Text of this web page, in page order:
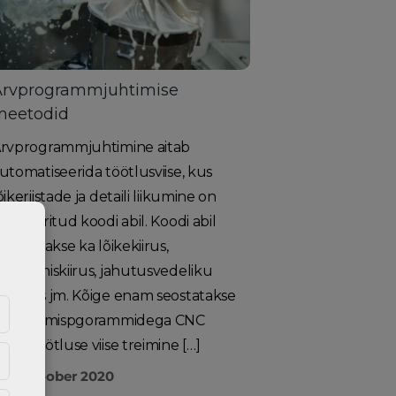
aitab
töötlusviise, kus
ja detaili liikumine on
defineeritud koodi abil. Koodi abil
sätestatakse ka lõikekiirus,
pöörlemiskiirus, jahutusvedeliku
kasutus jm. Kõige enam seostatakse
arvjuhtimispgorammidega CNC
masintöötluse viise treimine […]
27. oktoober 2020